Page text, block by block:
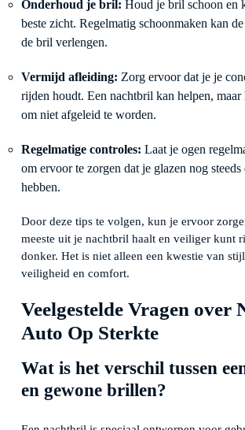
Onderhoud je bril: Houd je bril schoon en
beste zicht. Regelmatig schoonmaken kan
de bril verlengen.
Vermijd afleiding: Zorg ervoor dat je je
rijden houdt. Een nachtbril kan helpen,
om niet afgeleid te worden.
Regelmatige controles: Laat je ogen
om ervoor te zorgen dat je glazen nog steeds
hebben.
Door deze tips te volgen, kun je ervoor
meeste uit je nachtbril haalt en veiliger kunt
donker. Het is niet alleen een kwestie van
veiligheid en comfort.
Veelgestelde Vragen over
Auto Op Sterkte
Wat is het verschil tussen
en gewone brillen?